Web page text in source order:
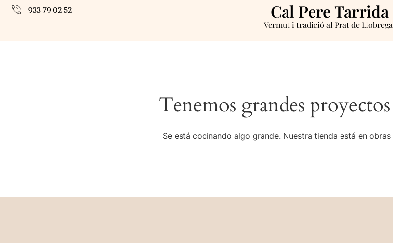
933 79 02 52 Cal Pere Tarrida
Vermut i tradició al Prat de
Tenemos grandes
Se está cocinando algo grande. Nuestra tienda está en